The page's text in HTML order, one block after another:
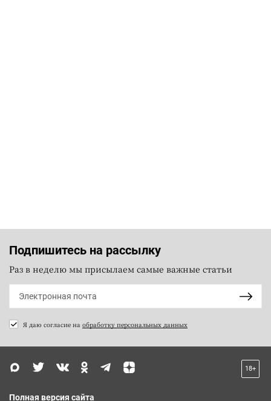
Подпишитесь на рассылку
Раз в неделю мы присылаем самые важные статьи
Я даю согласие на обработку персональных данных
18+
Полная версия сайта